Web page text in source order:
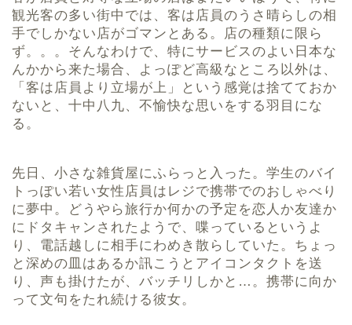
観光客の多い街中では、客は店員のうさ晴らしの相
手でしかない店がゴマンとある。店の種類に限ら
ず。。。そんなわけで、特にサービスのよい日本な
んかから来た場合、よっぽど高級なところ以外は、
「客は店員より立場が上」という感覚は捨てておか
ないと、十中八九、不愉快な思いをする羽目にな
る。
先日、小さな雑貨屋にふらっと入った。学生のバイ
トっぽい若い女性店員はレジで携帯でのおしゃべり
に夢中。どうやら旅行か何かの予定を恋人か友達か
にドタキャンされたようで、喋っているというよ
り、電話越しに相手にわめき散らしていた。ちょっ
と深めの皿はあるか訊こうとアイコンタクトを送
り、声も掛けたが、バッチリしかと…。携帯に向か
って文句をたれ続ける彼女。